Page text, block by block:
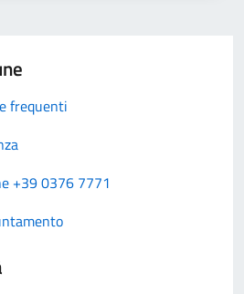
frequenti
+39 0376 7771